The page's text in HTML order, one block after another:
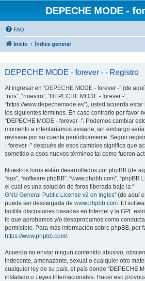
DEPECHE MODE -
FAQ
Inicio Índice general
DEPECHE MODE - forever - - Registro
Al ingresar en “DEPECHE MODE - forever -” (de
“nos”, “nuestro”, “DEPECHE MODE - forever -”,
“https://www.depechemode.es”), usted acuerda
los siguientes términos. En caso contrario por favor
“DEPECHE MODE - forever -”. Podemos cambiar
momento e intentaríamos avisarle, sin embargo
revisase por su cuenta periódicamente. Seguir
- forever -” después de esos cambios significa que
sometido a esos nuevos términos tal como fueron
Nuestros foros están desarrollados por phpBB (de
“sus”, “software phpBB”, “www.phpbb.com”, “phpBB
el cual es una solución de foros liberada bajo la “
GNU General Public License v2 en Ingles” (de aquí
puede ser descargada de www.phpbb.com. El
facilita discusiones basadas en Internet y la GPL
lo que aprobamos y/o desaprobamos como
permisible. Para más información sobre phpBB, por
https://www.phpbb.com/.
Acuerda no enviar ningun contenido abusivo,
indecente, amenazante, sexual o cualquier otro
cualquier ley de su país, el país donde “DEPECHE
instalado o Leyes Internacionales. Hacer eso